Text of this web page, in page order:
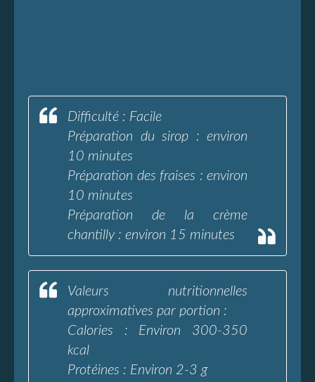
Difficulté : Facile
Préparation du sirop : environ
10 minutes
Préparation des fraises : environ
10 minutes
Préparation de la crème
chantilly : environ 15 minutes
Valeurs nutritionnelles
approximatives par portion :
Calories : Environ 300-350
kcal
Protéines : Environ 2-3 g